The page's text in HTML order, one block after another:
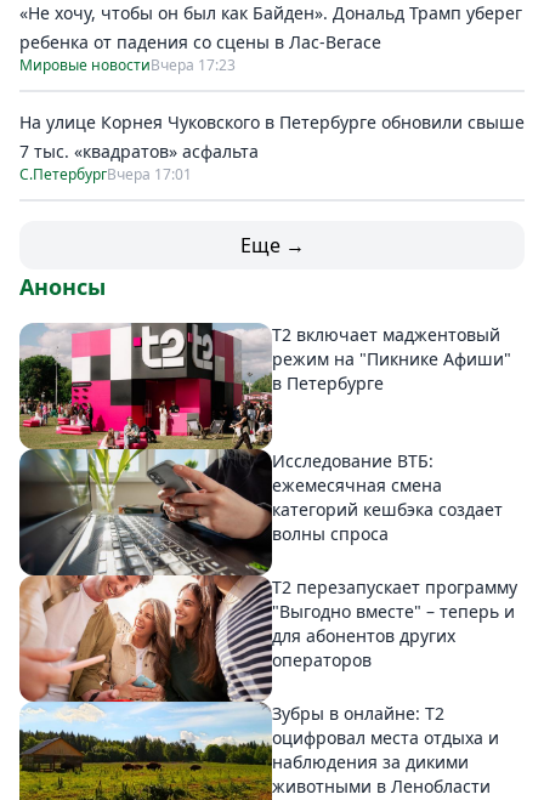
«Не хочу, чтобы он был как Байден». Дональд Трамп уберег
ребенка от падения со сцены в Лас-Вегасе
Мировые новостиВчера 17:23
На улице Корнея Чуковского в Петербурге обновили свыше
7 тыс. «квадратов» асфальта
С.ПетербургВчера 17:01
Еще →
Анонсы
Т2 включает маджентовый
режим на "Пикнике Афиши"
в Петербурге
Исследование ВТБ:
ежемесячная смена
категорий кешбэка создает
волны спроса
Т2 перезапускает программу
"Выгодно вместе" – теперь и
для абонентов других
операторов
Зубры в онлайне: Т2
оцифровал места отдыха и
наблюдения за дикими
животными в Ленобласти